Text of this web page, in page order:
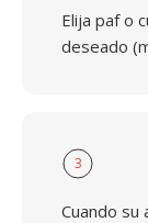
Elija paf o
deseado
3
Cuando